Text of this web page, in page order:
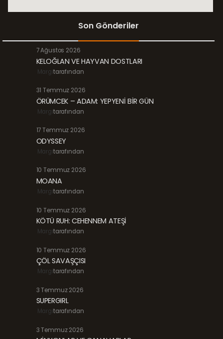
Son Gönderiler
7 Ağustos 2026
KELOĞLAN VE HAYVAN DOSTLARI
Margitarafından
31 Temmuz 2026
ÖRÜMCEK – ADAM: YEPYENİ BİR GÜN
Margitarafından
17 Temmuz 2026
ODYSSEY
Margitarafından
10 Temmuz 2026
MOANA
Margitarafından
10 Temmuz 2026
KÖTÜ RUH: CEHENNEM ATEŞİ
Margitarafından
10 Temmuz 2026
ÇÖL SAVAŞÇISI
Margitarafından
3 Temmuz 2026
SUPERGIRL
Margitarafından
3 Temmuz 2026